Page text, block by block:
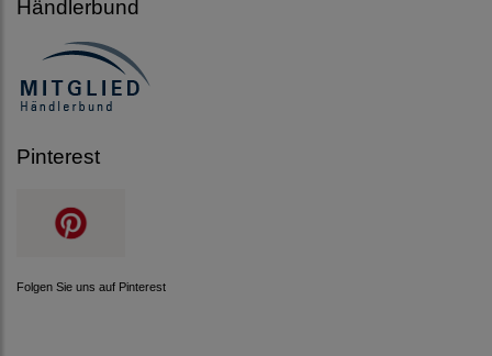
Händlerbund
Pinterest
Folgen Sie uns auf Pinterest